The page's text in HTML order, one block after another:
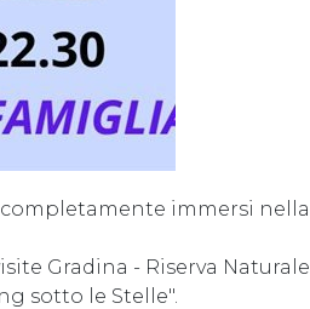
immersi nella
Gradina - Riserva Naturale
sotto le Stelle".